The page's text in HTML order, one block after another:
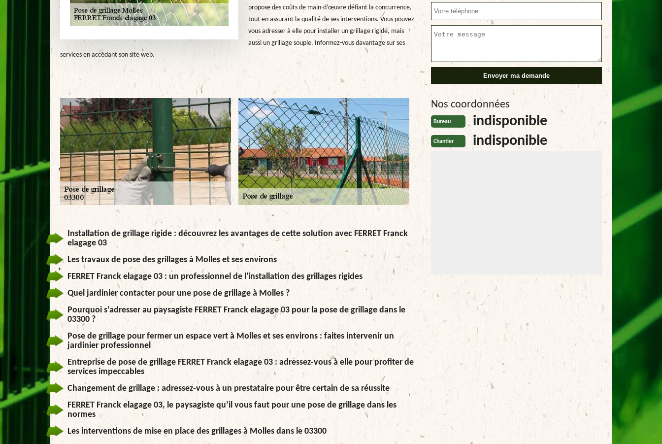
propose des coûts de main-d’œuvre défiant la concurrence,
tout en assurant la qualité de ses interventions. Vous pouvez
vous adresser à elle pour installer un grillage rigide, mais
aussi un grillage souple. Informez-vous davantage sur ses
services en accédant son site web.
Installation de grillage rigide : découvrez les avantages de cette solution avec FERRET Franck
elagage 03
Les travaux de pose des grillages à Molles et ses environs
FERRET Franck elagage 03 : un professionnel de l'installation des grillages rigides
Quel jardinier contacter pour une pose de grillage à Molles ?
Pourquoi s’adresser au paysagiste FERRET Franck elagage 03 pour la pose de grillage dans le
03300 ?
Pose de grillage pour fermer un espace vert à Molles et ses environs : faites intervenir un
jardinier professionnel
Entreprise de pose de grillage FERRET Franck elagage 03 : adressez-vous à elle pour profiter de
services impeccables
Changement de grillage : adressez-vous à un prestataire pour être certain de sa réussite
FERRET Franck elagage 03, le paysagiste qu’il vous faut pour une pose de grillage dans les
normes
Les interventions de mise en place des grillages à Molles dans le 03300
Nos coordonnées
Bureau indisponible
Chantier indisponible